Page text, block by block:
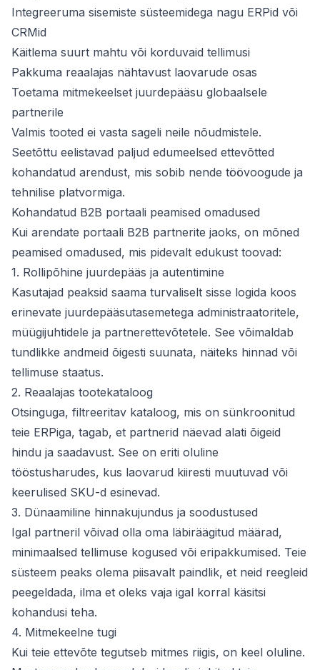
Integreeruma sisemiste süsteemidega nagu ERPid või
CRMid
Käitlema suurt mahtu või korduvaid tellimusi
Pakkuma reaalajas nähtavust laovarude osas
Toetama mitmekeelset juurdepääsu globaalsele
partnerile
Valmis tooted ei vasta sageli neile nõudmistele.
Seetõttu eelistavad paljud edumeelsed ettevõtted
kohandatud arendust, mis sobib nende töövoogude ja
tehnilise platvormiga.
Kohandatud B2B portaali peamised omadused
Kui arendate portaali B2B partnerite jaoks, on mõned
peamised omadused, mis pidevalt edukust toovad:
1. Rollipõhine juurdepääs ja autentimine
Kasutajad peaksid saama turvaliselt sisse logida koos
erinevate juurdepääsutasemetega administraatoritele,
müügijuhtidele ja partnerettevõtetele. See võimaldab
tundlikke andmeid õigesti suunata, näiteks hinnad või
tellimuse staatus.
2. Reaalajas tootekataloog
Otsinguga, filtreeritav kataloog, mis on sünkroonitud
teie ERPiga, tagab, et partnerid näevad alati õigeid
hindu ja saadavust. See on eriti oluline
tööstusharudes, kus laovarud kiiresti muutuvad või
keerulised SKU-d esinevad.
3. Dünaamiline hinnakujundus ja soodustused
Igal partneril võivad olla oma läbiräägitud määrad,
minimaalsed tellimuse kogused või eripakkumised. Teie
süsteem peaks olema piisavalt paindlik, et neid reegleid
peegeldada, ilma et oleks vaja igal korral käsitsi
kohandusi teha.
4. Mitmekeelne tugi
Kui teie ettevõte tegutseb mitmes riigis, on keel oluline.